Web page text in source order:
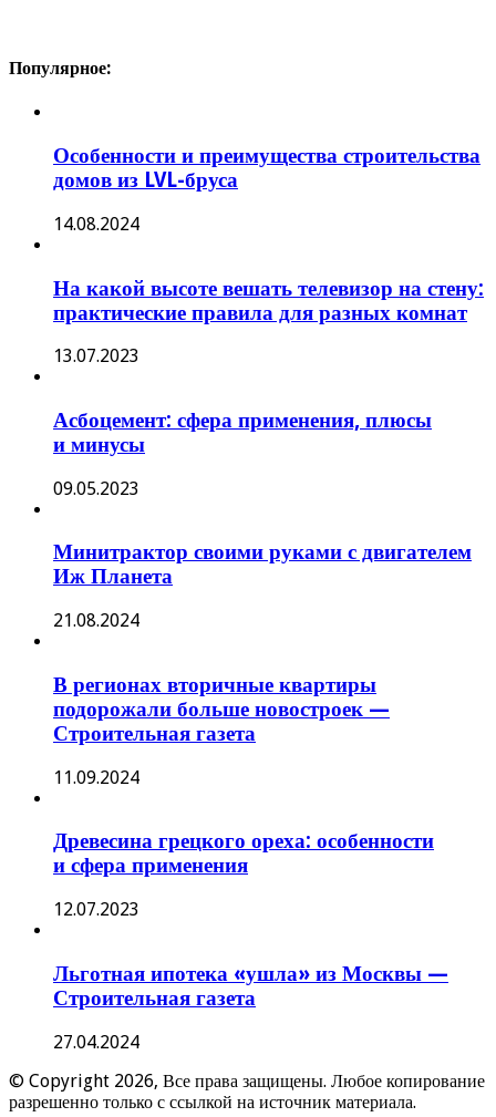
Популярное:
Особенности и преимущества строительства
домов из LVL-бруса
14.08.2024
На какой высоте вешать телевизор на стену:
практические правила для разных комнат
13.07.2023
Асбоцемент: сфера применения, плюсы
и минусы
09.05.2023
Минитрактор своими руками с двигателем
Иж Планета
21.08.2024
В регионах вторичные квартиры
подорожали больше новостроек —
Строительная газета
11.09.2024
Древесина грецкого ореха: особенности
и сфера применения
12.07.2023
Льготная ипотека «ушла» из Москвы —
Строительная газета
27.04.2024
© Copyright 2026, Все права защищены. Любое копирование
разрешенно только с ссылкой на источник материала.